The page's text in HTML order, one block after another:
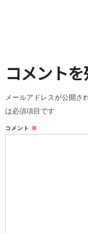
コメント
メールアドレスが公開さ
は必須項目です
コメント ※